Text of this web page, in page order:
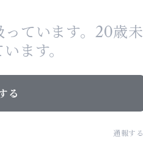
ています。20歳未
ます。
る
通報する